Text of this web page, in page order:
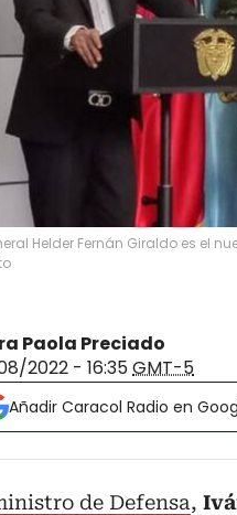
Helder Fernán Giraldo es el
Paola Preciado
2022 - 16:35GMT-5
Añadir Caracol Radio en
de Defensa,